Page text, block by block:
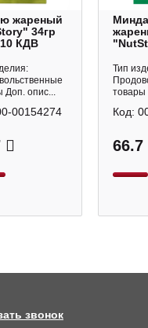
жареный
34гр
КДВ
Доп. опис...
00154274
Тип
товары
66.7
Код:
звонок